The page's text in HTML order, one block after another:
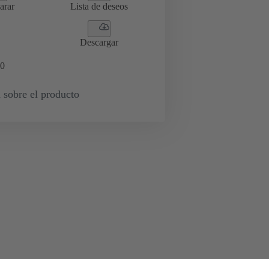
Lista de deseos
Descargar
0
sobre el producto